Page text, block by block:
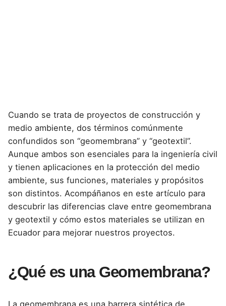
Cuando se trata de proyectos de construcción y
medio ambiente, dos términos comúnmente
confundidos son “geomembrana” y “geotextil”.
Aunque ambos son esenciales para la ingeniería civil
y tienen aplicaciones en la protección del medio
ambiente, sus funciones, materiales y propósitos
son distintos. Acompáñanos en este artículo para
descubrir las diferencias clave entre geomembrana
y geotextil y cómo estos materiales se utilizan en
Ecuador para mejorar nuestros proyectos.
¿Qué es una Geomembrana?